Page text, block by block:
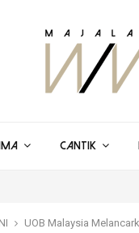
CANTIK
UOB Malaysia